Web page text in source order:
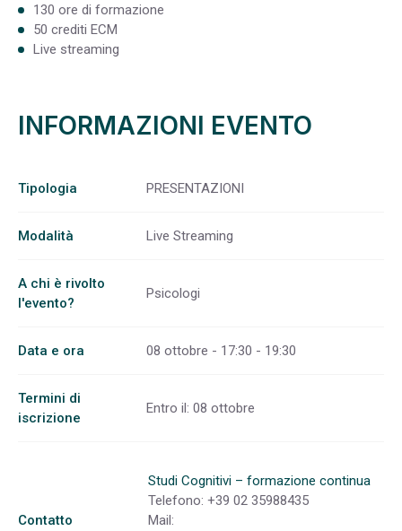
130 ore di formazione
50 crediti ECM
Live streaming
INFORMAZIONI EVENTO
Tipologia PRESENTAZIONI
Modalità Live Streaming
A chi è rivolto
l'evento?
Psicologi
Data e ora 08 ottobre - 17:30 - 19:30
Termini di
iscrizione
Entro il: 08 ottobre
Contatto
Studi Cognitivi – formazione continua
Telefono: +39 02 35988435
Mail: